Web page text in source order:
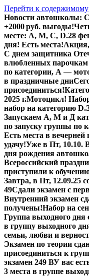
Перейти к содержимому
Новости автошколы:
+2000 руб. выгоды!
месте: А, М, С, D.28
дня! Есть места!
С днем защитника
влюбленных парочкам
по категории, А —
в праздничные дни
присоединиться!
2025 г.Мотоцикл!
набор на категорию D.
Запускаем А, М и Д
по запуску группы по
Есть места в
удачу!Уже в Пт, 10.10.
дня рождения
Всероссийский
приступили к
Завтра, в Пт, 12.09.25
49Сдали экзамен с
Внутренний экзамен
получены!Набор на
Группа выходного дня
в группу выходного
семьи, любви и
Экзамен по теории
присоединиться к
экзамен 249 ВУ вас
3 места в группе